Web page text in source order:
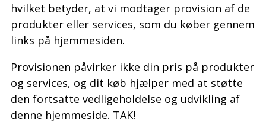
hvilket betyder, at vi modtager provision af de
produkter eller services, som du køber gennem
links på hjemmesiden.
Provisionen påvirker ikke din pris på produkter
og services, og dit køb hjælper med at støtte
den fortsatte vedligeholdelse og udvikling af
denne hjemmeside. TAK!